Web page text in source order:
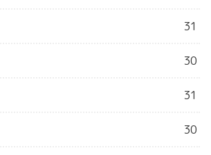
31
30
31
30